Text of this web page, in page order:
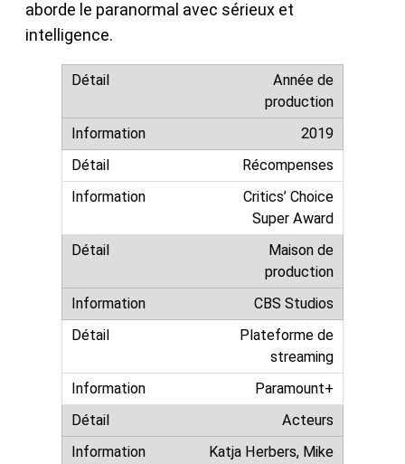
aborde le paranormal avec sérieux et
intelligence.
Année de
production
2019
Récompenses
Critics’ Choice
Super Award
Maison de
production
CBS Studios
Plateforme de
streaming
Paramount+
Acteurs
Katja Herbers, Mike